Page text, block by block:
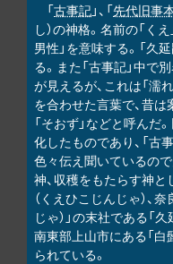
「古事記」、「先代旧事
し）の神格。名前の「くえ
男性」を意味する。「久
る。また「古事記」中で
が見えるが、これは「濡
を合わせた言葉で、昔は
「そおず」などと呼ん
化したものであり、「古
色々伝え聞いているの
神、収穫をもたらす神と
（くえひこじんじゃ）、
じゃ）」の末社である「
南東部上山市にある「白
られている。